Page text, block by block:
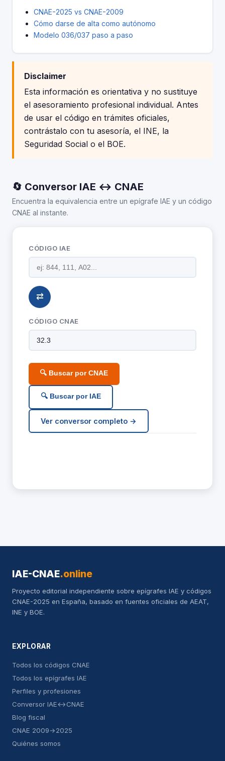
CNAE-2025 vs CNAE-2009
Cómo darse de alta como autónomo
Modelo 036/037 paso a paso
Disclaimer
Esta información es orientativa y no sustituye
el asesoramiento profesional individual. Antes
de usar el código en trámites oficiales,
contrástalo con tu asesoría, el INE, la
Seguridad Social o el BOE.
🔄 Conversor IAE ↔ CNAE
Encuentra la equivalencia entre un epígrafe IAE y un código
CNAE al instante.
CÓDIGO IAE
⇄
CÓDIGO CNAE
🔍 Buscar por CNAE
🔍 Buscar por IAE
Ver conversor completo →
IAE-CNAE.online
Proyecto editorial independiente sobre epígrafes IAE y códigos
CNAE-2025 en España, basado en fuentes oficiales de AEAT,
INE y BOE.
EXPLORAR
Todos los códigos CNAE
Todos los epígrafes IAE
Perfiles y profesiones
Conversor IAE↔CNAE
Blog fiscal
CNAE 2009→2025
Quiénes somos